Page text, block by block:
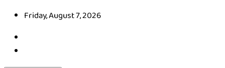
Skip
content
Friday, August 7, 2026